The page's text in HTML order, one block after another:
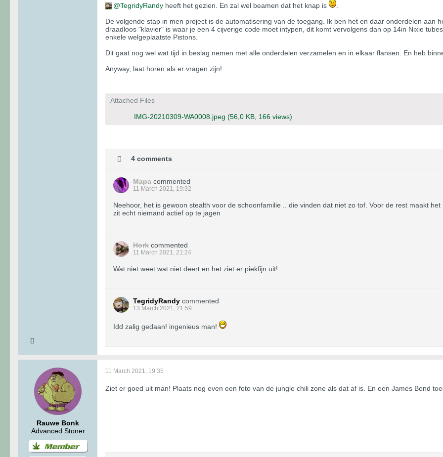
TegridyRandy heeft het gezien. En zal wel beamen dat het knap is
De volgende stap in men project is de automatisering van de toegang. Ik ben het en daar onderdelen aan
draadloos "klavier" is waar je een 4 cijverige code moet intypen, dit komt vervolgens dan op 14in Nixie
enkele welgeplaatste Pistons.
Dit gaat nog wel wat tijd in beslag nemen met alle onderdelen verzamelen en in elkaar flansen. En heb
Anyway, laat horen als er vragen zijn!
Attached Files
IMG-20210309-WA0008.jpeg (56,0 KB, 166 views)
4 comments
Mapa commented
11 March 2021, 19:32
Neehoor, het is gewoon stealth voor de schoonfamilie .. die vinden dat niet zo tof. Voor de rest maakt
zit echt niemand actief op te jagen
Hork commented
11 March 2021, 21:24
Wat niet weet wat niet deert en het ziet er piekfijn uit!
TegridyRandy commented
13 March 2021, 21:59
Idd zalig gedaan! ingenieus man!
Rauwe Bonk
Advanced Stoner
11 March 2021, 19:35
Ziet er goed uit man! Plaats nog even een foto van de jungle chili zone als dat af is. En een James Bond